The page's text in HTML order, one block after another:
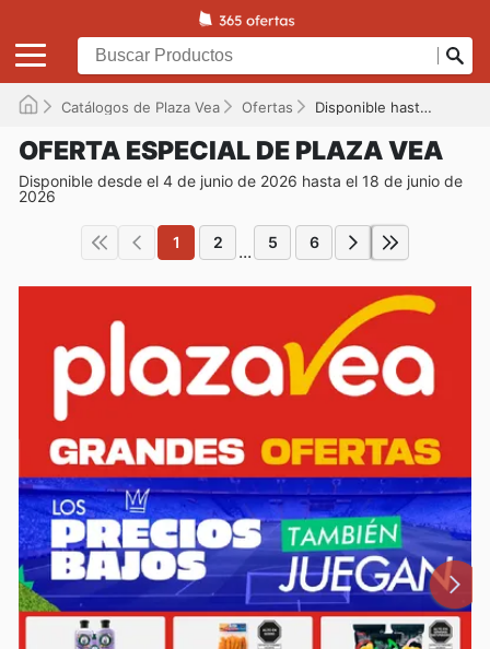
Catálogos de Plaza Vea Ofertas Disponible hasta el 18/06/2026
OFERTA ESPECIAL DE PLAZA VEA
Disponible desde el 4 de junio de 2026 hasta el 18 de junio de
2026
1 2 ... 5 6